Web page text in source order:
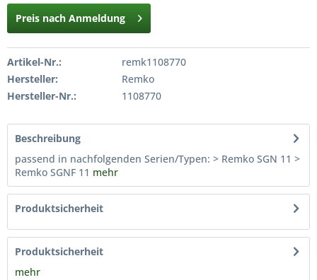
Preis nach Anmeldung
Artikel-Nr.:
remk1108770
Hersteller:
Remko
Hersteller-Nr.:
1108770
Beschreibung
passend in nachfolgenden Serien/Typen: > Remko SGN 11 >
Remko SGNF 11 mehr
Produktsicherheit
Produktsicherheit
mehr